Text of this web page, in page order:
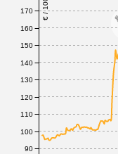
90
100
110
120
130
140
150
160
170